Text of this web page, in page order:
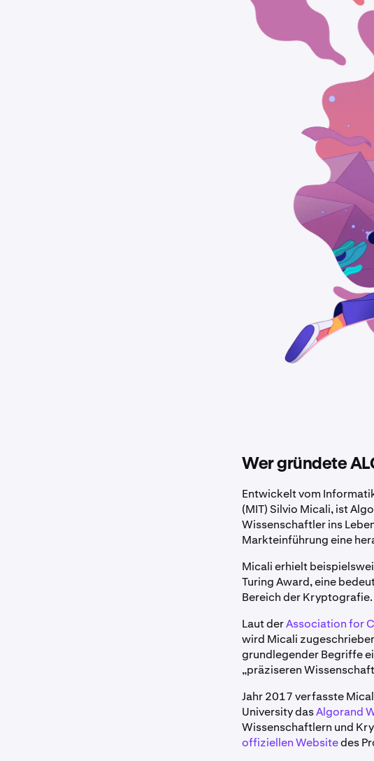
Wer gründete
Entwickelt vom
(MIT) Silvio Micali, ist
Wissenschaftler ins
Markteinführung eine
Micali erhielt
Turing Award, eine
Bereich der Kryptografie.
Laut derAssociation for
wird Micali
grundlegender Begriffe
„präziseren
Jahr 2017 verfasste
University dasAlgorand
Wissenschaftlern und
offiziellen Websitedes